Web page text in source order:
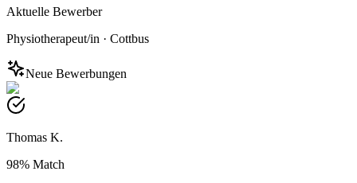
Aktuelle Bewerber
Physiotherapeut/in · Cottbus
Neue Bewerbungen
Thomas K.
98% Match